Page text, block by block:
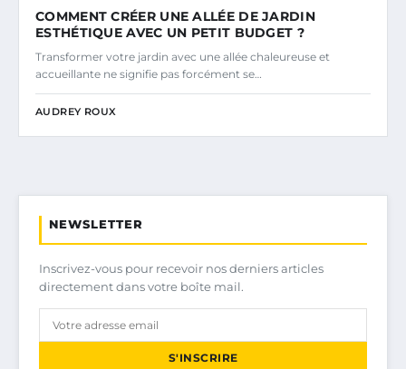
COMMENT CRÉER UNE ALLÉE DE JARDIN
ESTHÉTIQUE AVEC UN PETIT BUDGET ?
Transformer votre jardin avec une allée chaleureuse et
accueillante ne signifie pas forcément se…
AUDREY ROUX
NEWSLETTER
Inscrivez-vous pour recevoir nos derniers articles
directement dans votre boîte mail.
S'INSCRIRE